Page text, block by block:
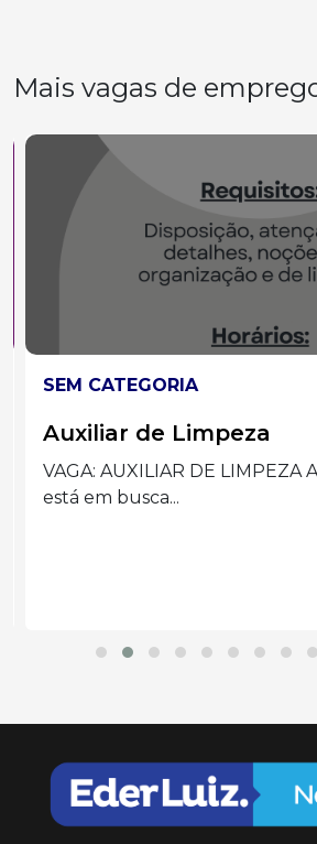
Mais vagas de
SEM CATEGORIA
Auxiliar de Limpeza
VAGA: AUXILIAR DE LIMPEZA
está em busca...